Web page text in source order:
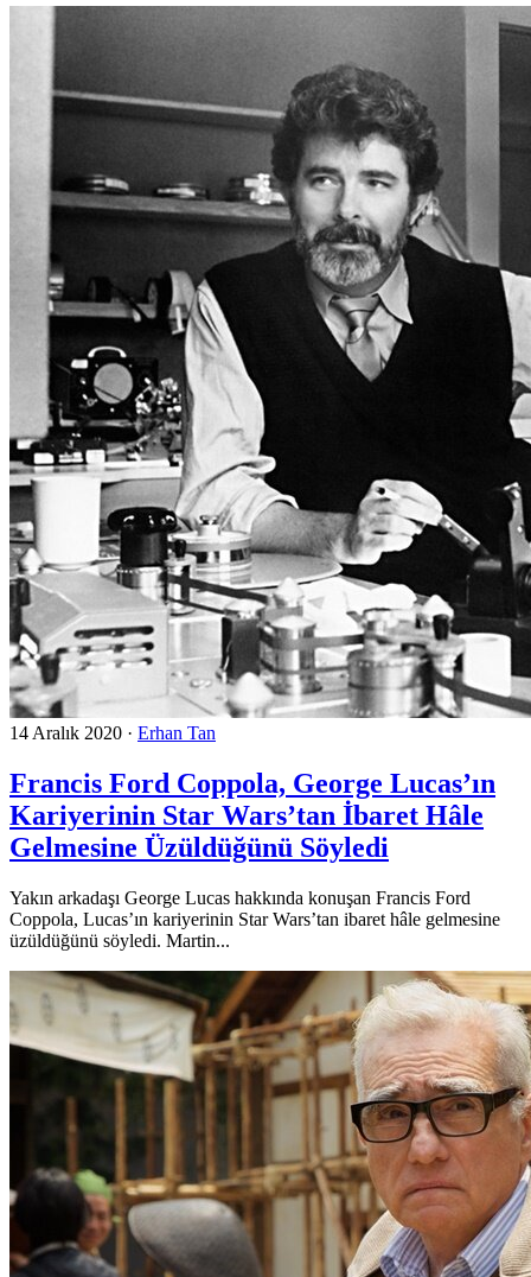
14 Aralık 2020 · Erhan Tan
Francis Ford Coppola, George Lucas’ın
Kariyerinin Star Wars’tan İbaret Hâle
Gelmesine Üzüldüğünü Söyledi
Yakın arkadaşı George Lucas hakkında konuşan Francis Ford
Coppola, Lucas’ın kariyerinin Star Wars’tan ibaret hâle gelmesine
üzüldüğünü söyledi. Martin...